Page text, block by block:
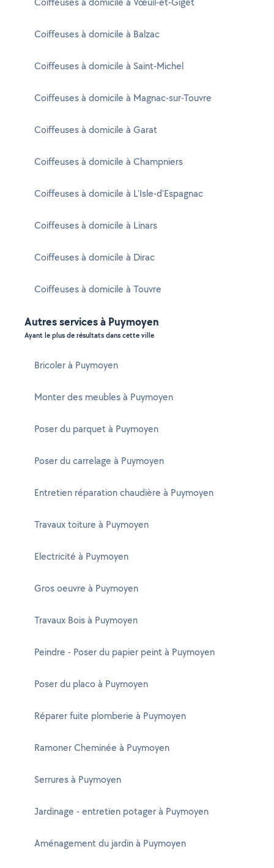
Coiffeuses à domicile à Balzac
Coiffeuses à domicile à Saint-Michel
Coiffeuses à domicile à Magnac-sur-Touvre
Coiffeuses à domicile à Garat
Coiffeuses à domicile à Champniers
Coiffeuses à domicile à L'Isle-d'Espagnac
Coiffeuses à domicile à Linars
Coiffeuses à domicile à Dirac
Coiffeuses à domicile à Touvre
Autres services à Puymoyen
Ayant le plus de résultats dans cette ville
Bricoler à Puymoyen
Monter des meubles à Puymoyen
Poser du parquet à Puymoyen
Poser du carrelage à Puymoyen
Entretien réparation chaudière à Puymoyen
Travaux toiture à Puymoyen
Electricité à Puymoyen
Gros oeuvre à Puymoyen
Travaux Bois à Puymoyen
Peindre - Poser du papier peint à Puymoyen
Poser du placo à Puymoyen
Réparer fuite plomberie à Puymoyen
Ramoner Cheminée à Puymoyen
Serrures à Puymoyen
Jardinage - entretien potager à Puymoyen
Aménagement du jardin à Puymoyen